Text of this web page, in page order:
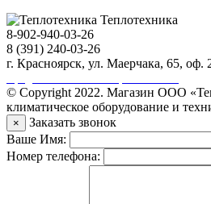
Теплотехника
8-902-940-03-26
8 (391) 240-03-26
г. Красноярск, ул. Маерчака, 65, оф.
© Copyright 2022. Магазин ООО
климатическое оборудование и
×
Заказать звонок
Ваше Имя:
Номер телефона: